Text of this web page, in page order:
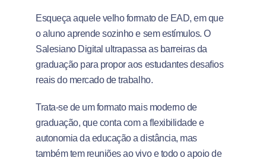
Esqueça aquele velho formato de EAD, em que
o aluno aprende sozinho e sem estímulos. O
Salesiano Digital ultrapassa as barreiras da
graduação para propor aos estudantes desafios
reais do mercado de trabalho.
Trata-se de um formato mais moderno de
graduação, que conta com a flexibilidade e
autonomia da educação a distância, mas
também tem reuniões ao vivo e todo o apoio de